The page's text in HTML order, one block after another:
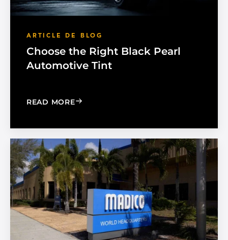
ARTICLE DE BLOG
Choose the Right Black Pearl
Automotive Tint
READ MORE: CHOOSE THE RIGHT BLACK PEARL